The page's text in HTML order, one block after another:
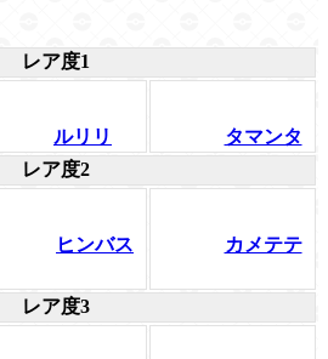
レア度1
ルリリ
タマンタ
レア度2
ヒンバス カメテテ
レア度3